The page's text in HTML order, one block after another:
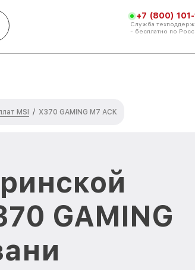
+7 (800)
Служба
- бесплатно по
MSI / X370 GAMING M7 ACK
GAMING